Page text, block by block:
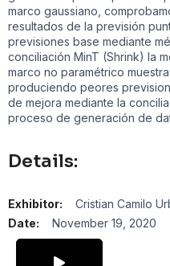
marco gaussiano,
resultados de la previsión
previsiones base mediante
conciliación MinT (Shrink) la
marco no paramétrico
produciendo peores
de mejora mediante la
proceso de generación de
Details:
Exhibitor:
Cristian Camilo
Date:
November 19, 2020